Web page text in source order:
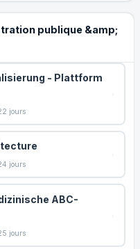
publique &amp;
- Plattform
jours
jours
ABC-
jours